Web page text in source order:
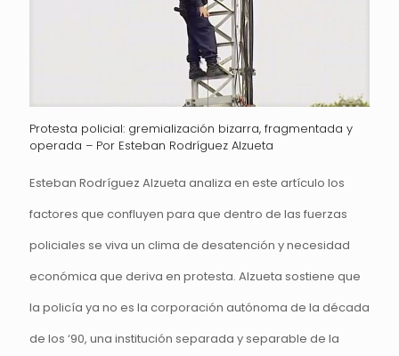
Protesta policial: gremialización bizarra, fragmentada y
operada – Por Esteban Rodríguez Alzueta
Esteban Rodríguez Alzueta analiza en este artículo los
factores que confluyen para que dentro de las fuerzas
policiales se viva un clima de desatención y necesidad
económica que deriva en protesta. Alzueta sostiene que
la policía ya no es la corporación autónoma de la década
de los ‘90, una institución separada y separable de la